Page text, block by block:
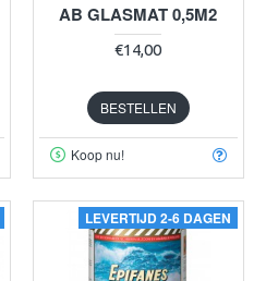
AB GLASMAT 0,5M2
€14,00
BESTELLEN
Koop nu!
LEVERTIJD 2-6 DAGEN